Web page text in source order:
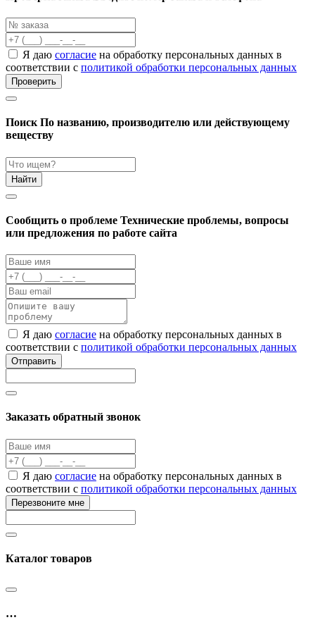
Я даю согласие на обработку персональных данных в
соответствии с политикой обработки персональных данных
Проверить
Поиск По названию, производителю или действующему
веществу
Найти
Cообщить о проблеме Технические проблемы, вопросы
или предложения по работе сайта
Я даю согласие на обработку персональных данных в
соответствии с политикой обработки персональных данных
Отправить
Заказать обратный звонок
Я даю согласие на обработку персональных данных в
соответствии с политикой обработки персональных данных
Перезвоните мне
Каталог товаров
…